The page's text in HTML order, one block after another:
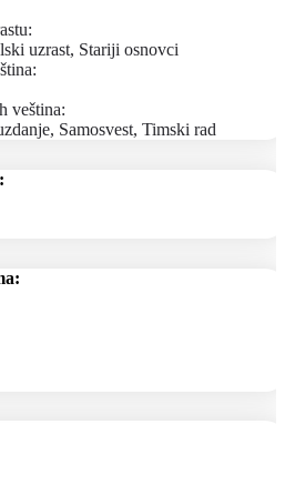
uzrast, Stariji osnovci
veština:
Samosvest, Timski rad